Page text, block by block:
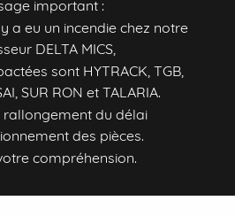
important :
a eu un incendie chez notre
DELTA MICS,
sont HYTRACK, TGB,
SUR RON et TALARIA.
rallongement du délai
des pièces.
compréhension.